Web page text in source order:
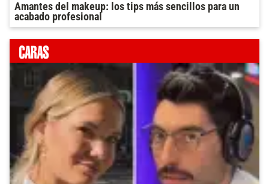
Amantes del makeup: los tips más sencillos para un
acabado profesional